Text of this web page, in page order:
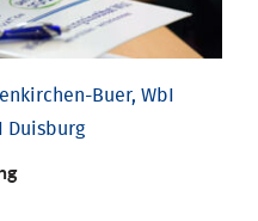
Buer, WbI
Duisburg